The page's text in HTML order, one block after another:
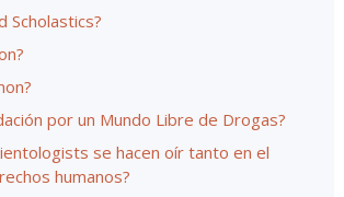
Scholastics?
por un Mundo Libre de Drogas?
se hacen oír tanto en el
humanos?